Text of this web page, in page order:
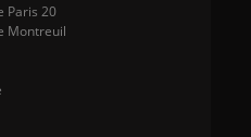
Paris 20
Montreuil